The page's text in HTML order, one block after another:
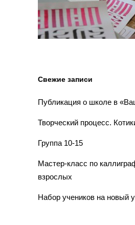
Свежие записи
Публикация о школе в
Творческий процесс.
Группа 10-15
Мастер-класс по
взрослых
Набор учеников на новый